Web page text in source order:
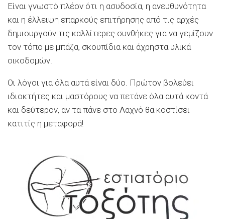
Είναι γνωστό πλέον ότι η ασυδοσία, η ανευθυνότητα
και η έλλειψη επαρκούς επιτήρησης από τις αρχές
δημιουργούν τις καλλίτερες συνθήκες για να γεμίζουν
τον τόπο με μπάζα, σκουπίδια και άχρηστα υλικά
οικοδομών.
Οι λόγοι για όλα αυτά είναι δύο. Πρώτον βολεύει
ιδιοκτήτες και μαστόρους να πετάνε όλα αυτά κοντά
και δεύτερον, αν τα πάνε στο Λαχνό θα κοστίσει
κατιτίς η μεταφορά!